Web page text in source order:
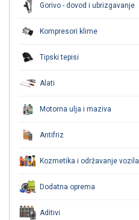
Gorivo - dovod i ubrizgavanje
Kompresori klime
Tipski tepisi
Alati
Motorna ulja i maziva
Antifriz
Kozmetika i održavanje vozila
Dodatna oprema
Aditivi